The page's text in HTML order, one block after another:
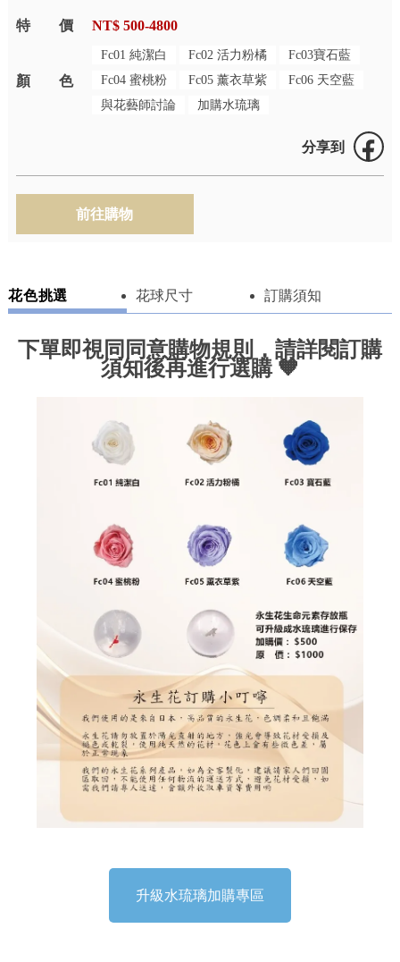
特價 NT$ 500-4800
顏色
Fc01 純潔白 Fc02 活力粉橘
Fc03寶石藍
Fc04 蜜桃粉
Fc05 薰衣草紫
Fc06 天空藍
與花藝師討論
加購水琉璃
分享到
花色挑選 花球尺寸 訂購須知
下單即視同同意購物規則，請詳閱訂購
須知後再進行選購🧡
升級水琉璃加購專區